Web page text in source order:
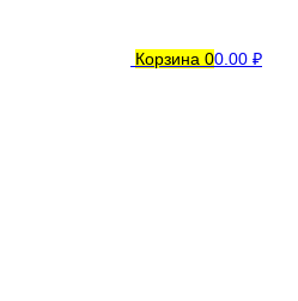
Корзина 00.00 ₽